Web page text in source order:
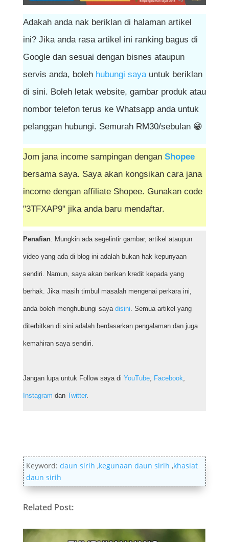
Adakah anda nak beriklan di halaman artikel
ini? Jika anda rasa artikel ini ranking bagus di
Google dan sesuai dengan bisnes ataupun
servis anda, boleh hubungi sayauntuk beriklan
di sini. Boleh letak website, gambar produk atau
nombor telefon terus ke Whatsapp anda untuk
pelanggan hubungi. Semurah RM30/sebulan 😁
Jom jana income sampingan dengan Shopee
bersama saya. Saya akan kongsikan cara jana
income dengan affiliate Shopee. Gunakan code
"3TFXAP9" jika anda baru mendaftar.
Penafian: Mungkin ada segelintir gambar, artikel ataupun
video yang ada di blog ini adalah bukan hak kepunyaan
sendiri. Namun, saya akan berikan kredit kepada yang
berhak. Jika masih timbul masalah mengenai perkara ini,
anda boleh menghubungi saya disini. Semua artikel yang
diterbitkan di sini adalah berdasarkan pengalaman dan juga
kemahiran saya sendiri.
Jangan lupa untuk Follow saya di YouTube, Facebook,
Instagram dan Twitter.
Keyword: daun sirih ,kegunaan daun sirih ,khasiat
daun sirih
Related Post: